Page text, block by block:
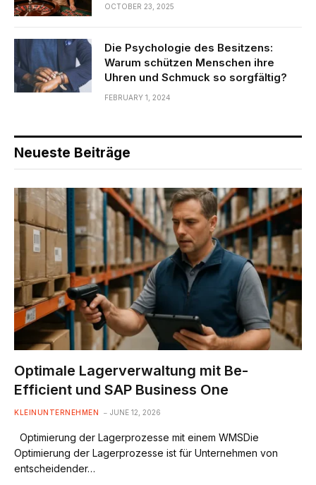
OCTOBER 23, 2025
Die Psychologie des Besitzens:
Warum schützen Menschen ihre
Uhren und Schmuck so sorgfältig?
FEBRUARY 1, 2024
Neueste Beiträge
Optimale Lagerverwaltung mit Be-
Efficient und SAP Business One
KLEINUNTERNEHMEN JUNE 12, 2026
Optimierung der Lagerprozesse mit einem WMSDie
Optimierung der Lagerprozesse ist für Unternehmen von
entscheidender…